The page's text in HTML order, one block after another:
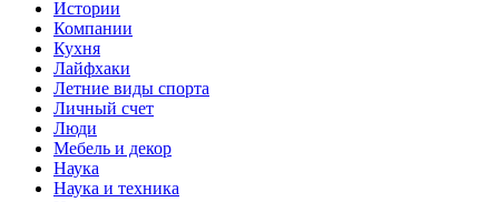
Истории
Компании
Кухня
Лайфхаки
Летние виды спорта
Личный счет
Люди
Мебель и декор
Наука
Наука и техника